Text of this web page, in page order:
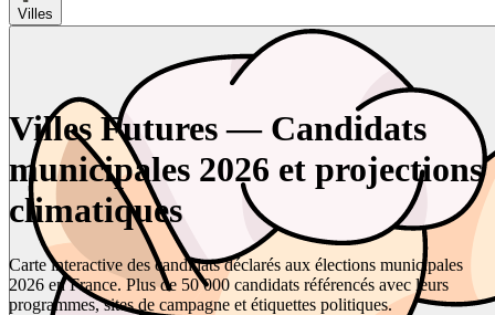
Villes
Villes Futures — Candidats
municipales 2026 et projections
climatiques
Carte interactive des candidats déclarés aux élections municipales
2026 en France. Plus de 50 000 candidats référencés avec leurs
programmes, sites de campagne et étiquettes politiques.